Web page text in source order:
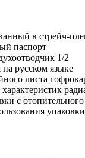
в стрейч-
паспорт
1/2
русском языке
листа
с